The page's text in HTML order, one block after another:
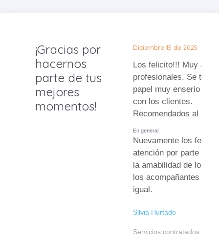
¡Gracias por
hacernos
parte de tus
mejores
momentos!
Diciembre 15 de 2025
Los felicito!!! Muy
profesionales. Se tomaron el
papel muy enserio al
con los clientes.
Recomendados al
En general:
Nuevamente los felicito.
atención por parte de
la amabilidad de los músicos y
los acompañantes no
igual.
Silvia Hurtado
Servicios contratados: